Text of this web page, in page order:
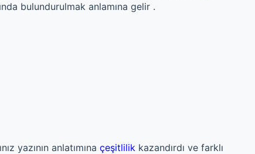
bulundurulmak anlamına gelir .
yazının anlatımına çeşitlilik kazandırdı ve farklı